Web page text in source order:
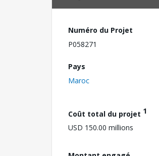
Numéro du Projet
P058271
Pays
Maroc
Coût total du projet 1
USD 150.00 millions